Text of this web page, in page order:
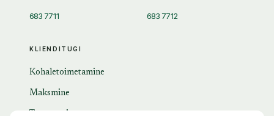
KLIENDITUGI
Kohaletoimetamine
Maksmine
683 7711 683 7712